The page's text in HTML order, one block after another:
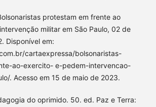
protestam em frente ao
militar em São Paulo, 02 de
Disponível em:
cartaexpressa/bolsonaristas-
ao-exercito- e-pedem-intervencao-
. Acesso em 15 de maio de 2023.
do oprimido. 50. ed. Paz e Terra: